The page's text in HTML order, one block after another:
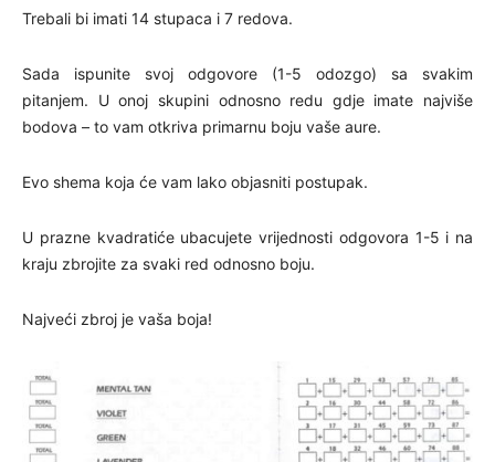
Trebali bi imati 14 stupaca i 7 redova.
Sada ispunite svoj ​​odgovore (1-5 odozgo) sa svakim
pitanjem. U onoj skupini odnosno redu gdje imate najviše
bodova – to vam otkriva primarnu boju vaše aure.
Evo shema koja će vam lako objasniti postupak.
U prazne kvadratiće ubacujete vrijednosti odgovora 1-5 i na
kraju zbrojite za svaki red odnosno boju.
Najveći zbroj je vaša boja!